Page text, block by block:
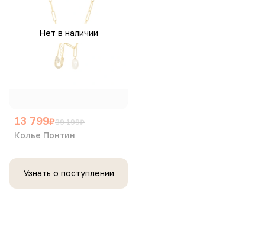
Нет в наличии
13 799₽39 199₽
Колье Понтин
Узнать о поступлении